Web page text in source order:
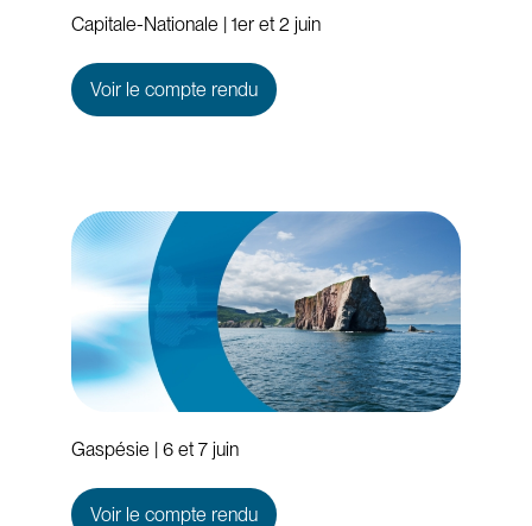
Capitale-Nationale | 1er et 2 juin
Voir le compte rendu
Gaspésie | 6 et 7 juin
Voir le compte rendu